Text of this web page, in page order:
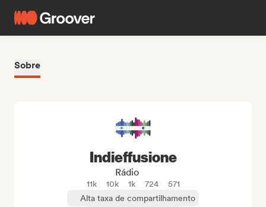
Sobre
Indieffusione
Rádio
11k 10k 1k 724
571
Alta taxa de compartilhamento